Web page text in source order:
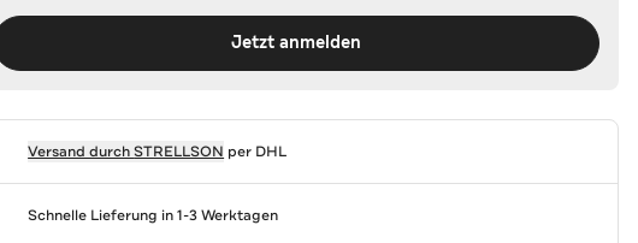
Jetzt anmelden
Versand durchSTRELLSON per DHL
Schnelle Lieferung in 1-3 Werktagen